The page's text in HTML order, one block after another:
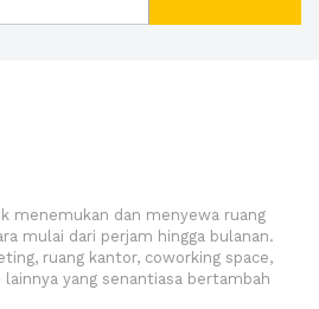
menemukan dan menyewa ruang
mulai dari perjam hingga bulanan.
ruang kantor, coworking space,
yang senantiasa bertambah